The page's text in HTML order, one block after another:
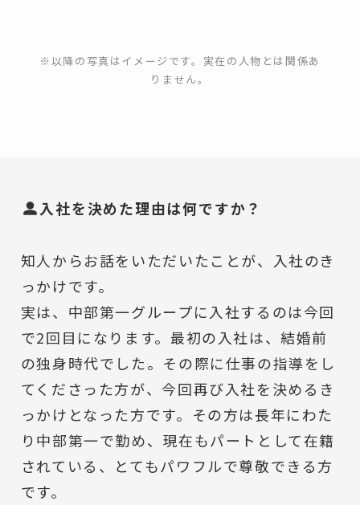
※以降の写真はイメージです。実在の人物とは関係あ
りません。
入社を決めた理由は何ですか？
知人からお話をいただいたことが、入社のき
っかけです。
実は、中部第一グループに入社するのは今回
で2回目になります。最初の入社は、結婚前
の独身時代でした。その際に仕事の指導をし
てくださった方が、今回再び入社を決めるき
っかけとなった方です。その方は長年にわた
り中部第一で勤め、現在もパートとして在籍
されている、とてもパワフルで尊敬できる方
です。